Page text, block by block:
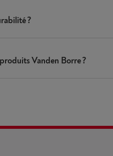
?
Vanden Borre ?